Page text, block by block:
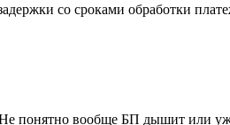
со сроками обработки
Не понятно вообще БП дышит или